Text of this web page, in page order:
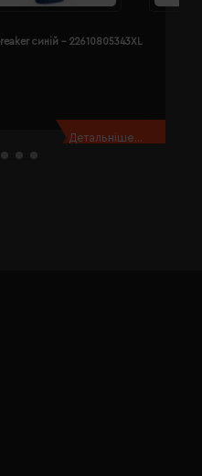
синій - 22610805343XL
Детальніше...